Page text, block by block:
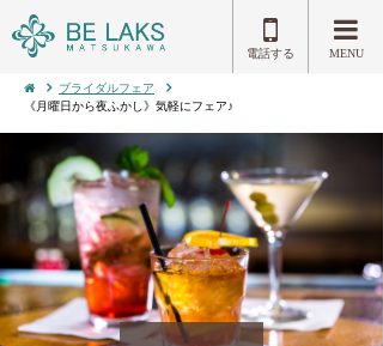
電話する MENU
ブライダルフェア
《月曜日から夜ふかし》気軽にフェア♪